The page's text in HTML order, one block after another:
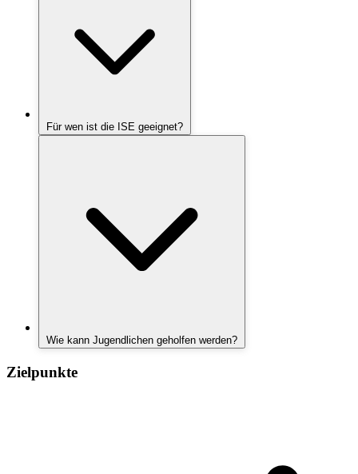
Für wen ist die ISE geeignet?
Wie kann Jugendlichen geholfen werden?
Zielpunkte